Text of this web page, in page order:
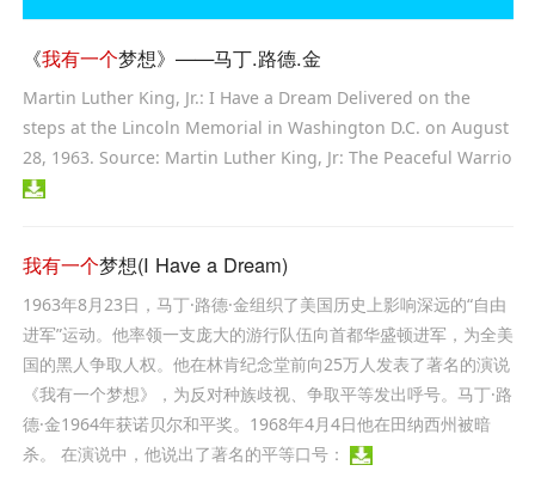
《我有一个梦想》——马丁.路德.金
Martin Luther King, Jr.: I Have a Dream Delivered on the
steps at the Lincoln Memorial in Washington D.C. on August
28, 1963. Source: Martin Luther King, Jr: The Peaceful Warrio
我有一个梦想(I Have a Dream)
1963年8月23日，马丁·路德·金组织了美国历史上影响深远的“自由
进军”运动。他率领一支庞大的游行队伍向首都华盛顿进军，为全美
国的黑人争取人权。他在林肯纪念堂前向25万人发表了著名的演说
《我有一个梦想》，为反对种族歧视、争取平等发出呼号。马丁·路
德·金1964年获诺贝尔和平奖。1968年4月4日他在田纳西州被暗
杀。 在演说中，他说出了著名的平等口号：